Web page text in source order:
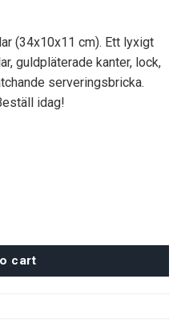
(34x10x11 cm). Ett lyxigt
guldpläterade kanter, lock,
serveringsbricka.
idag!
cart